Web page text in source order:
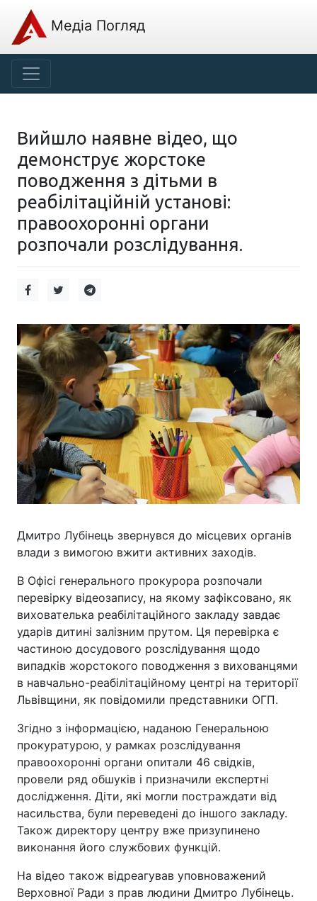
Медіа Погляд
Вийшло наявне відео, що
демонструє жорстоке
поводження з дітьми в
реабілітаційній установі:
правоохоронні органи
розпочали розслідування.
Дмитро Лубінець звернувся до місцевих органів
влади з вимогою вжити активних заходів.
В Офісі генерального прокурора розпочали
перевірку відеозапису, на якому зафіксовано, як
вихователька реабілітаційного закладу завдає
ударів дитині залізним прутом. Ця перевірка є
частиною досудового розслідування щодо
випадків жорстокого поводження з вихованцями
в навчально-реабілітаційному центрі на території
Львівщини, як повідомили представники ОГП.
Згідно з інформацією, наданою Генеральною
прокуратурою, у рамках розслідування
правоохоронні органи опитали 46 свідків,
провели ряд обшуків і призначили експертні
дослідження. Діти, які могли постраждати від
насильства, були переведені до іншого закладу.
Також директору центру вже призупинено
виконання його службових функцій.
На відео також відреагував уповноважений
Верховної Ради з прав людини Дмитро Лубінець.